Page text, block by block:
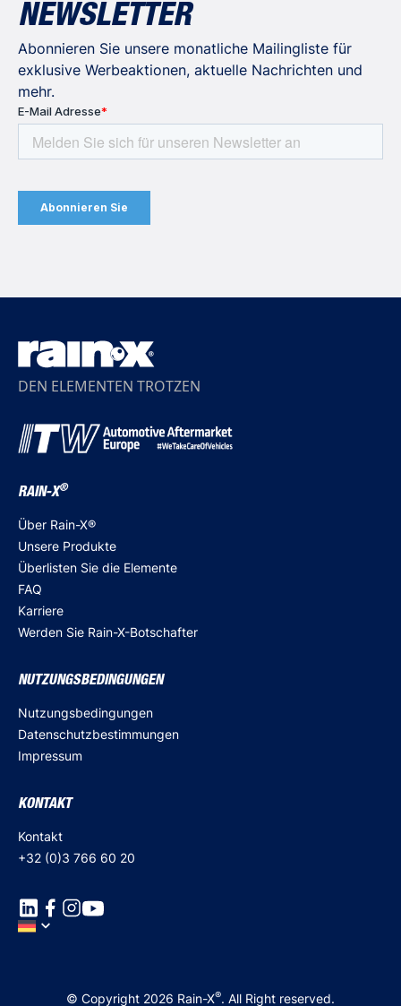
NEWSLETTER
Abonnieren Sie unsere monatliche Mailingliste für
exklusive Werbeaktionen, aktuelle Nachrichten und
mehr.
DEN ELEMENTEN TROTZEN
RAIN-X®
Über Rain-X®
Unsere Produkte
Überlisten Sie die Elemente
FAQ
Karriere
Werden Sie Rain-X-Botschafter
NUTZUNGSBEDINGUNGEN
Nutzungsbedingungen
Datenschutzbestimmungen
Impressum
KONTAKT
Kontakt
+32 (0)3 766 60 20
© Copyright 2026 Rain-X®. All Right reserved.